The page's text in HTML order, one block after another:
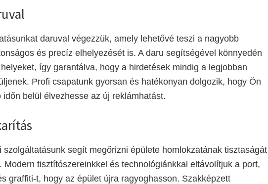
daruval végezzük, amely lehetővé teszi a nagyobb
és precíz elhelyezését is. A daru segítségével könnyedén
így garantálva, hogy a hirdetések mindig a legjobban
Profi csapatunk gyorsan és hatékonyan dolgozik, hogy Ön
belül élvezhesse az új reklámhatást.
szolgáltatásunk segít megőrizni épülete homlokzatának tisztaságát
Modern tisztítószereinkkel és technológiánkkal eltávolítjuk a port,
graffiti-t, hogy az épület újra ragyoghasson. Szakképzett